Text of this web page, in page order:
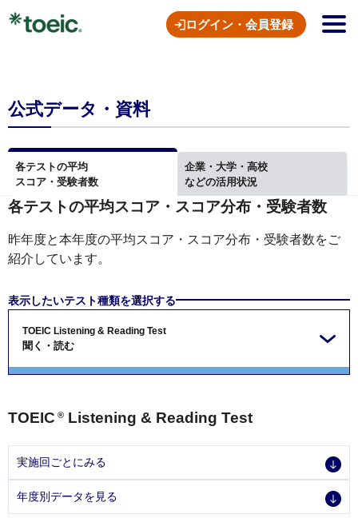
ログイン・会員登録
公式データ・資料
各テストの平均
スコア・受験者数
企業・大学・高校
などの活用状況
各テストの平均スコア・スコア分布・受験者数
昨年度と本年度の平均スコア・スコア分布・受験者数をご
紹介しています。
表示したいテスト種類を選択する
聞く・読む
TOEIC Listening & Reading Test
TOEIC ® Listening & Reading Test
実施回ごとにみる
年度別データを見る